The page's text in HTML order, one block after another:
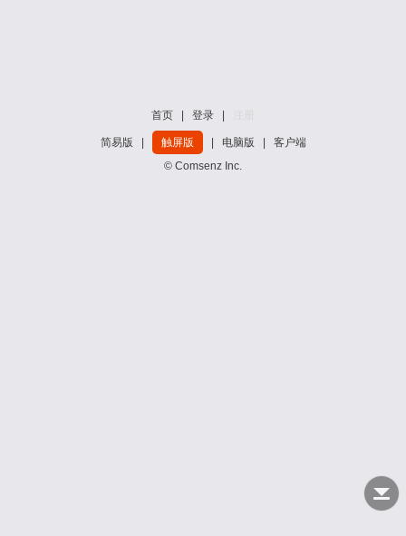
首页 登录
简易版 触屏版 电脑版
客户端
© Comsenz Inc.